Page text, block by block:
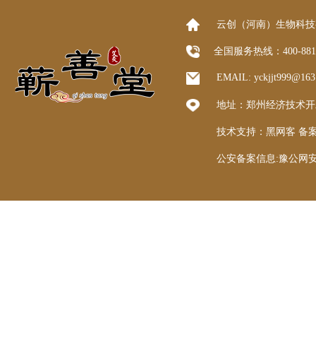
云创（河南）生物科
全国服务热线：
EMAIL:
地址：郑州经济技术
技术支持： 黑网客 备
公安备案信息:豫公网